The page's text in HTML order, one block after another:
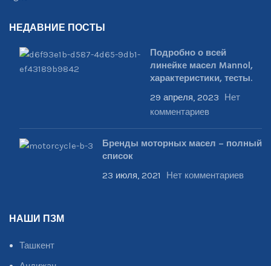
НЕДАВНИЕ ПОСТЫ
Подробно о всей
линейке масел Mannol,
характеристики, тесты.
29 апреля, 2023
Нет
комментариев
Бренды моторных масел – полный
список
23 июля, 2021 Нет комментариев
НАШИ ПЗМ
Ташкент